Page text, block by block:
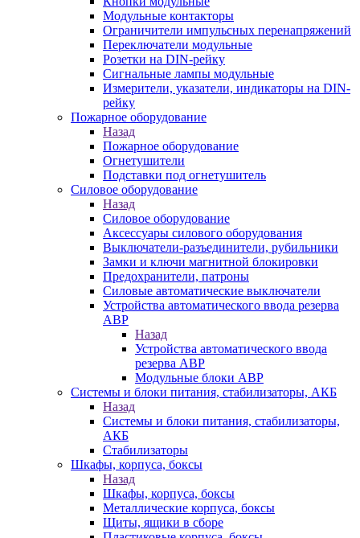
Модульные контакторы
Ограничители импульсных перенапряжений
Переключатели модульные
Розетки на DIN-рейку
Сигнальные лампы модульные
Измерители, указатели, индикаторы на DIN-
рейку
Пожарное оборудование
Назад
Пожарное оборудование
Огнетушители
Подставки под огнетушитель
Силовое оборудование
Назад
Силовое оборудование
Аксессуары силового оборудования
Выключатели-разъединители, рубильники
Замки и ключи магнитной блокировки
Предохранители, патроны
Силовые автоматические выключатели
Устройства автоматического ввода резерва
АВР
Назад
Устройства автоматического ввода
резерва АВР
Модульные блоки АВР
Системы и блоки питания, стабилизаторы, АКБ
Назад
Системы и блоки питания, стабилизаторы,
АКБ
Стабилизаторы
Шкафы, корпуса, боксы
Назад
Шкафы, корпуса, боксы
Металлические корпуса, боксы
Щиты, ящики в сборе